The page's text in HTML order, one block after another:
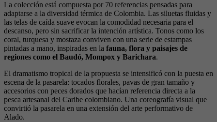
La colección está compuesta por 70 referencias pensadas para
adaptarse a la diversidad térmica de Colombia. Las siluetas fluidas y
las telas de caída suave evocan la comodidad necesaria para el
descanso, pero sin sacrificar la intención artística. Tonos como los
coral, turquesa y mostaza conviven con una serie de estampas
pintadas a mano, inspiradas en la fauna, flora y paisajes de
regiones como el Baudó, Mompox y Barichara.
El dramatismo tropical de la propuesta se intensificó con la puesta en
escena de la pasarela: tocados florales, pavas de gran tamaño y
accesorios con peces dorados que hacían referencia directa a la
pesca artesanal del Caribe colombiano. Una coreografía visual que
convirtió la pasarela en una extensión del arte performativo de
Alado.